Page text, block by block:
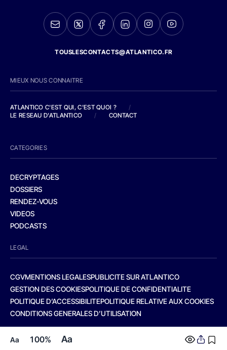
Aa 100% Aa
TOUSLESCONTACTS@ATLANTICO.FR
MIEUX NOUS CONNAITRE
ATLANTICO C'EST QUI, C'EST QUOI ?
/
LE RESEAU D'ATLANTICO
/ CONTACT
CATEGORIES
DECRYPTAGES
DOSSIERS
RENDEZ-VOUS
VIDEOS
PODCASTS
LEGAL
CGVMENTIONS LEGALESPUBLICITE SUR ATLANTICO
GESTION DES COOKIESPOLITIQUE DE CONFIDENTIALITE
POLITIQUE D’ACCESSIBILITEPOLITIQUE RELATIVE AUX COOKIES
CONDITIONS GENERALES D’UTILISATION